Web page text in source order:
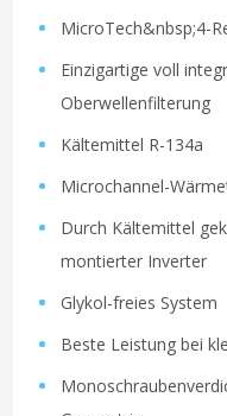
MicroTech&nbsp;4-
Einzigartige voll
Oberwellenfilterung
Kältemittel R-134a
Microchannel-
Durch Kältemittel
montierter Inverter
Glykol-freies System
Beste Leistung bei